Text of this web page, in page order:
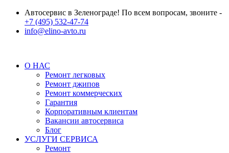
Автосервис в Зеленограде! По всем вопросам, звоните -
+7 (495) 532-47-74
info@elino-avto.ru
О НАС
Ремонт легковых
Ремонт джипов
Ремонт коммерческих
Гарантия
Корпоративным клиентам
Вакансии автосервиса
Блог
УСЛУГИ СЕРВИСА
Ремонт